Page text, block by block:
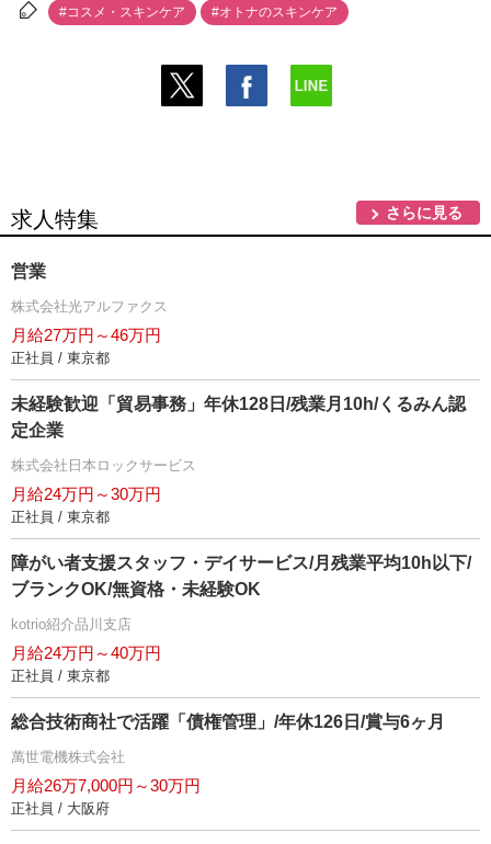
#コスメ・スキンケア #オトナのスキンケア
求人特集 さらに見る
営業
株式会社光アルファクス
月給27万円～46万円
正社員 / 東京都
未経験歓迎「貿易事務」年休128日/残業月10h/くるみん認
定企業
株式会社日本ロックサービス
月給24万円～30万円
正社員 / 東京都
障がい者支援スタッフ・デイサービス/月残業平均10h以下/
ブランクOK/無資格・未経験OK
kotrio紹介品川支店
月給24万円～40万円
正社員 / 東京都
総合技術商社で活躍「債権管理」/年休126日/賞与6ヶ月
萬世電機株式会社
月給26万7,000円～30万円
正社員 / 大阪府